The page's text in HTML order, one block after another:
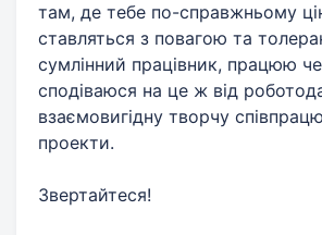
там, де тебе по-справжньому
ставляться з повагою та
сумлінний працівник, працюю
сподіваюся на це ж від
взаємовигідну творчу співпрацю
проекти.
Звертайтеся!